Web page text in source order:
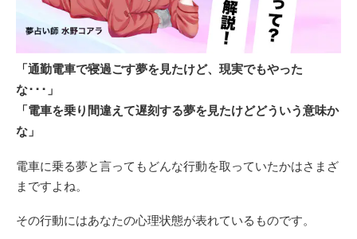
「通勤電車で寝過ごす夢を見たけど、現実でもやった
な･･･」
「電車を乗り間違えて遅刻する夢を見たけどどういう意味か
な」
電車に乗る夢と言ってもどんな行動を取っていたかはさまざ
まですよね。
その行動にはあなたの心理状態が表れているものです。